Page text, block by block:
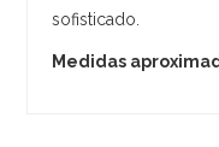
sofisticado.
Medidas